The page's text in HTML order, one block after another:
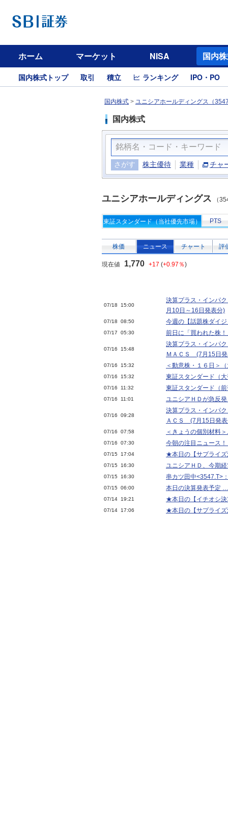
ホーム マーケット NISA 国内
国内株式トップ 取引 積立 ランキング IPO・PO
国内株式 > ユニシアホールディングス（
国内株式
さがす 株主優待 業種 チャ
ユニシアホールディングス （
東証スタンダード（当社優先市場） PTS
株価 ニュース チャート 評
現在値 1,770 +17 (+0.97％)
07/18 15:00
決算プラス・インパ
月10日～16日発表分)
07/18 08:50 今週の【話題株ダイ
07/17 05:30 前日に「買われた株
07/16 15:48
決算プラス・インパ
ＭＡＣＳ (7月15日
07/16 15:32 ＜動意株・１６日＞
07/16 15:32 東証スタンダード（
07/16 11:32 東証スタンダード（
07/16 11:01 ユニシアＨＤが急反
07/16 09:28
決算プラス・インパ
ＡＣＳ (7月15日発
07/16 07:58 ＜きょうの個別材料
07/16 07:30 今朝の注目ニュース
07/15 17:04 ★本日の【サプライ
07/15 16:30 ユニシアＨＤ、今期
07/15 16:30 串カツ田中<3547.T>
07/15 06:00 本日の決算発表予定
07/14 19:21 ★本日の【イチオシ決
07/14 17:06 ★本日の【サプライ